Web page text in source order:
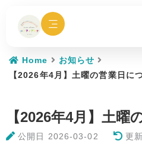
Home
お知らせ
【2026年4月】土曜の営業日に
【2026年4月】土曜
公開日 2026-03-02 更